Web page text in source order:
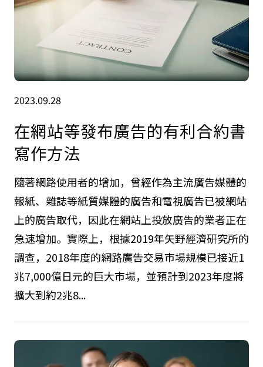
2023.09.28
在網站等發布廣告的有利合約書
寫作方法
隨著網路使用者的增加，曾經作為主流廣告媒體的
報紙、雜誌等紙質媒體的廣告和電視廣告已被網站
上的廣告取代，因此在網站上投放廣告的業者正在
急速增加。實際上，根據2019年矢野經濟研究所的
調查，2018年度的網路廣告交易市場規模已接近1
兆7,000億日元的巨大市場，並預計到2023年度將
擴大到約2兆8...